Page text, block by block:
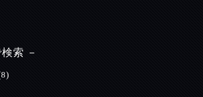
索 －